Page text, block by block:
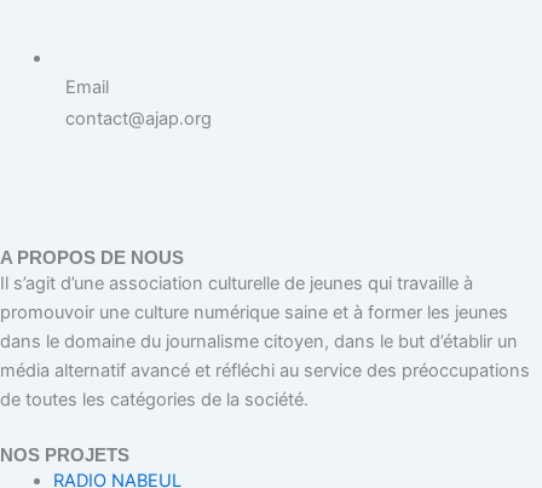
Email
contact@ajap.org
A PROPOS DE NOUS
Il s’agit d’une association culturelle de jeunes qui travaille à
promouvoir une culture numérique saine et à former les jeunes
dans le domaine du journalisme citoyen, dans le but d’établir un
média alternatif avancé et réfléchi au service des préoccupations
de toutes les catégories de la société.
NOS PROJETS
RADIO NABEUL